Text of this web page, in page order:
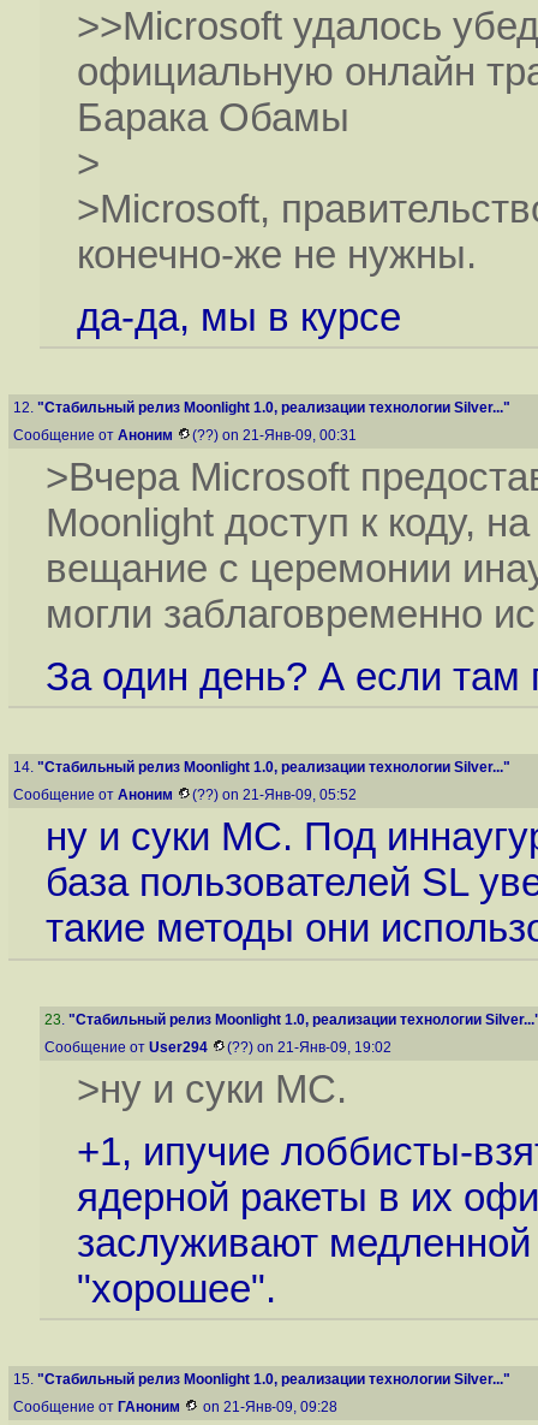
>>Microsoft удалось
официальную онлайн
Барака Обамы
>
>Microsoft,
конечно-же не нужны.
да-да, мы в курсе
12. "Стабильный релиз Moonlight 1.0, реализации технологии Silver..."
Сообщение от Аноним (??) on 21-Янв-09, 00:31
>Вчера Microsoft
Moonlight доступ к коду,
вещание с церемонии
могли заблаговременно
За один день? А если там
14. "Стабильный релиз Moonlight 1.0, реализации технологии Silver..."
Сообщение от Аноним (??) on 21-Янв-09, 05:52
ну и суки МС. Под
база пользователей SL
такие методы они
23. "Стабильный релиз Moonlight 1.0, реализации технологии
Сообщение от User294 (??) on 21-Янв-09, 19:02
>ну и суки МС.
+1, ипучие лоббисты-
ядерной ракеты в их
заслуживают
"хорошее".
15. "Стабильный релиз Moonlight 1.0, реализации технологии Silver..."
Сообщение от ГАноним on 21-Янв-09, 09:28